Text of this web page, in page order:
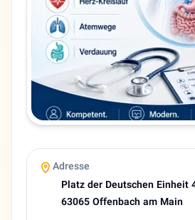
63065
Telefon
0698002326
Sprachen
Deutsch, Persisch
Website
https://lungenpraxis-offenbach.de
E-Mail
info@lungenpraxis-offenbach.de
Bewertung
3,3 (18 Google reviews)
About Marjan Kazemi
Adresse
Platz der Deutschen Einheit
63065 Offenbach am Main